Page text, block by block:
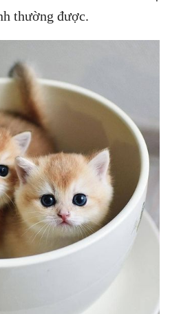
thường được.